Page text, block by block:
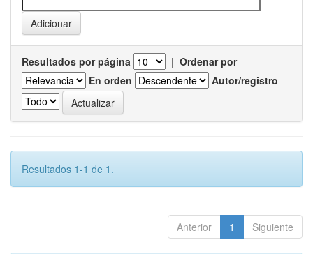
Resultados por página | Ordenar por
En orden
Autor/registro
Resultados 1-1 de 1.
Anterior 1 Siguiente